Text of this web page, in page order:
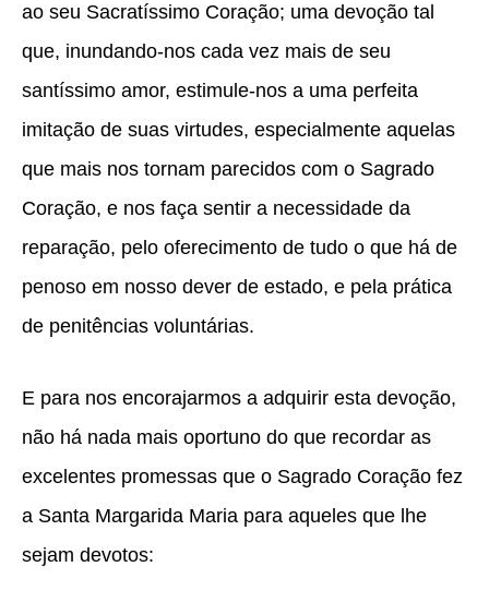
ao seu Sacratíssimo Coração; uma devoção tal
que, inundando-nos cada vez mais de seu
santíssimo amor, estimule-nos a uma perfeita
imitação de suas virtudes, especialmente aquelas
que mais nos tornam parecidos com o Sagrado
Coração, e nos faça sentir a necessidade da
reparação, pelo oferecimento de tudo o que há de
penoso em nosso dever de estado, e pela prática
de penitências voluntárias.
E para nos encorajarmos a adquirir esta devoção,
não há nada mais oportuno do que recordar as
excelentes promessas que o Sagrado Coração fez
a Santa Margarida Maria para aqueles que lhe
sejam devotos: